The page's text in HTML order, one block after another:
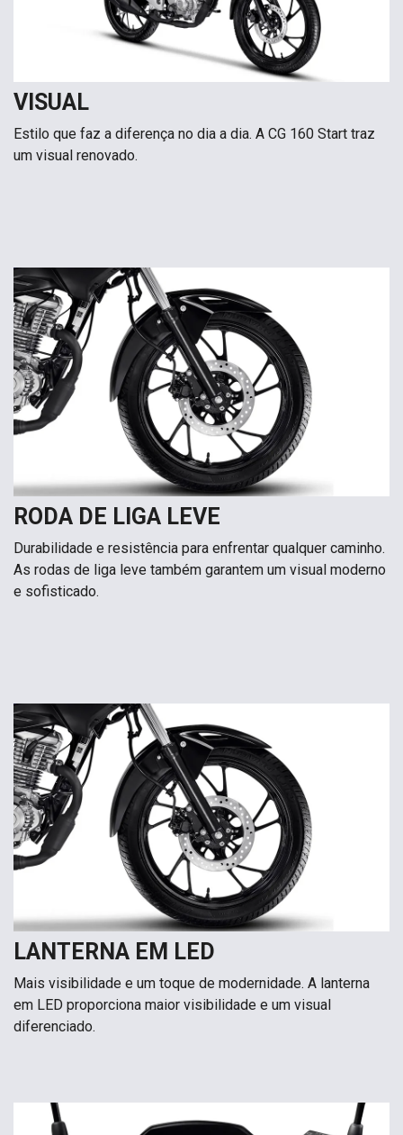
VISUAL
Estilo que faz a diferença no dia a dia. A CG 160 Start traz
um visual renovado.
RODA DE LIGA LEVE
Durabilidade e resistência para enfrentar qualquer caminho.
As rodas de liga leve também garantem um visual moderno
e sofisticado.
LANTERNA EM LED
Mais visibilidade e um toque de modernidade. A lanterna
em LED proporciona maior visibilidade e um visual
diferenciado.